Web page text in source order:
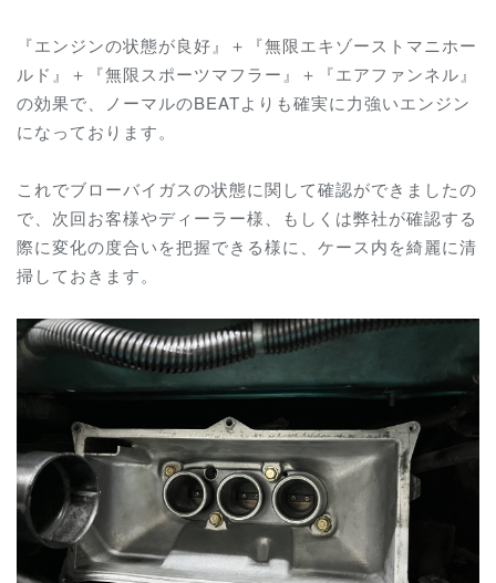
『エンジンの状態が良好』＋『無限エキゾーストマニホー
ルド』＋『無限スポーツマフラー』＋『エアファンネル』
の効果で、ノーマルのBEATよりも確実に力強いエンジン
になっております。
これでブローバイガスの状態に関して確認ができましたの
で、次回お客様やディーラー様、もしくは弊社が確認する
際に変化の度合いを把握できる様に、ケース内を綺麗に清
掃しておきます。